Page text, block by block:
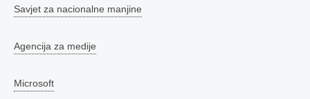
Savjet za nacionalne manjine
Agencija za medije
Microsoft